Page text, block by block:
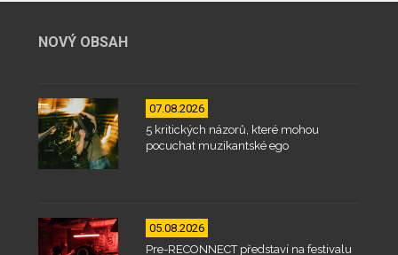
NOVÝ OBSAH
07.08.2026
5 kritických názorů, které mohou
pocuchat muzikantské ego
05.08.2026
Pre-RECONNECT představí na festivalu